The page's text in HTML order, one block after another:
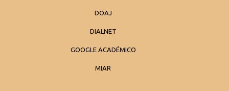
DOAJ
DIALNET
GOOGLE ACADÉMICO
MIAR